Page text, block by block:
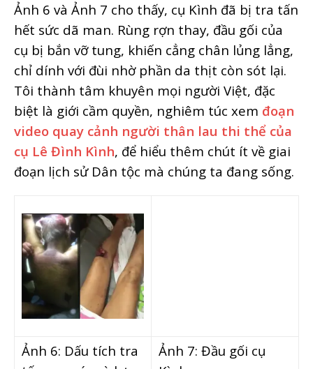
Ảnh 6 và Ảnh 7 cho thấy, cụ Kình đã bị tra tấn
hết sức dã man. Rùng rợn thay, đầu gối của
cụ bị bắn vỡ tung, khiến cẳng chân lủng lẳng,
chỉ dính với đùi nhờ phần da thịt còn sót lại.
Tôi thành tâm khuyên mọi người Việt, đặc
biệt là giới cầm quyền, nghiêm túc xem đoạn
video quay cảnh người thân lau thi thể của
cụ Lê Đình Kình, để hiểu thêm chút ít về giai
đoạn lịch sử Dân tộc mà chúng ta đang sống.
Ảnh 6: Dấu tích tra
Ảnh 7: Đầu gối cụ